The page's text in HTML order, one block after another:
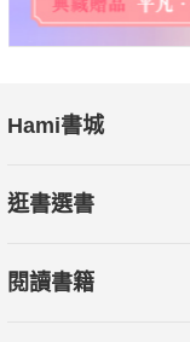
Hami書城
逛書選書
閱讀書籍